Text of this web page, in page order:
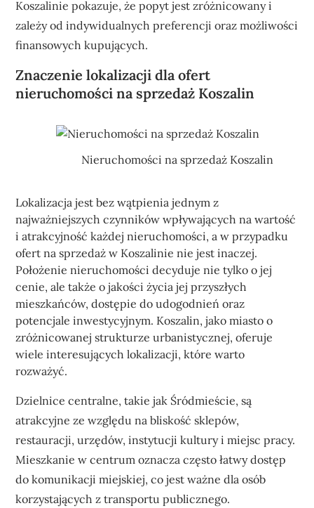
Koszalinie pokazuje, że popyt jest zróżnicowany i
zależy od indywidualnych preferencji oraz możliwości
finansowych kupujących.
Znaczenie lokalizacji dla ofert
nieruchomości na sprzedaż Koszalin
Nieruchomości na sprzedaż Koszalin
Lokalizacja jest bez wątpienia jednym z
najważniejszych czynników wpływających na wartość
i atrakcyjność każdej nieruchomości, a w przypadku
ofert na sprzedaż w Koszalinie nie jest inaczej.
Położenie nieruchomości decyduje nie tylko o jej
cenie, ale także o jakości życia jej przyszłych
mieszkańców, dostępie do udogodnień oraz
potencjale inwestycyjnym. Koszalin, jako miasto o
zróżnicowanej strukturze urbanistycznej, oferuje
wiele interesujących lokalizacji, które warto
rozważyć.
Dzielnice centralne, takie jak Śródmieście, są
atrakcyjne ze względu na bliskość sklepów,
restauracji, urzędów, instytucji kultury i miejsc pracy.
Mieszkanie w centrum oznacza często łatwy dostęp
do komunikacji miejskiej, co jest ważne dla osób
korzystających z transportu publicznego.